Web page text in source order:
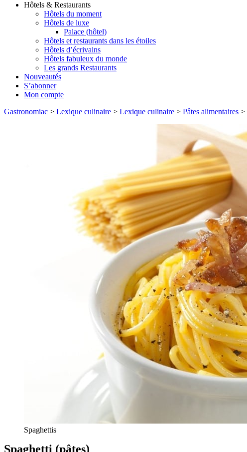
Hôtels & Restaurants
Hôtels du moment
Hôtels de luxe
Palace (hôtel)
Hôtels et restaurants dans les étoiles
Hôtels d’écrivains
Hôtels fabuleux du monde
Les grands Restaurants
Nouveautés
S’abonner
Mon compte
Gastronomiac > Lexique culinaire > Lexique culinaire > Pâtes alimentaires >
Spaghettis
Spaghetti (pâtes)